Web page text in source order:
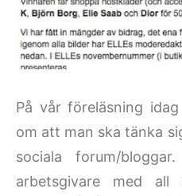
På vår föreläsning
om att man ska tänka
sociala forum/
arbetsgivare med all